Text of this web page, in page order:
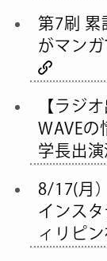
第7刷 累
がマンガ
【ラジ
WAVEの
学長出演
8/17(月
インス
ィリピ